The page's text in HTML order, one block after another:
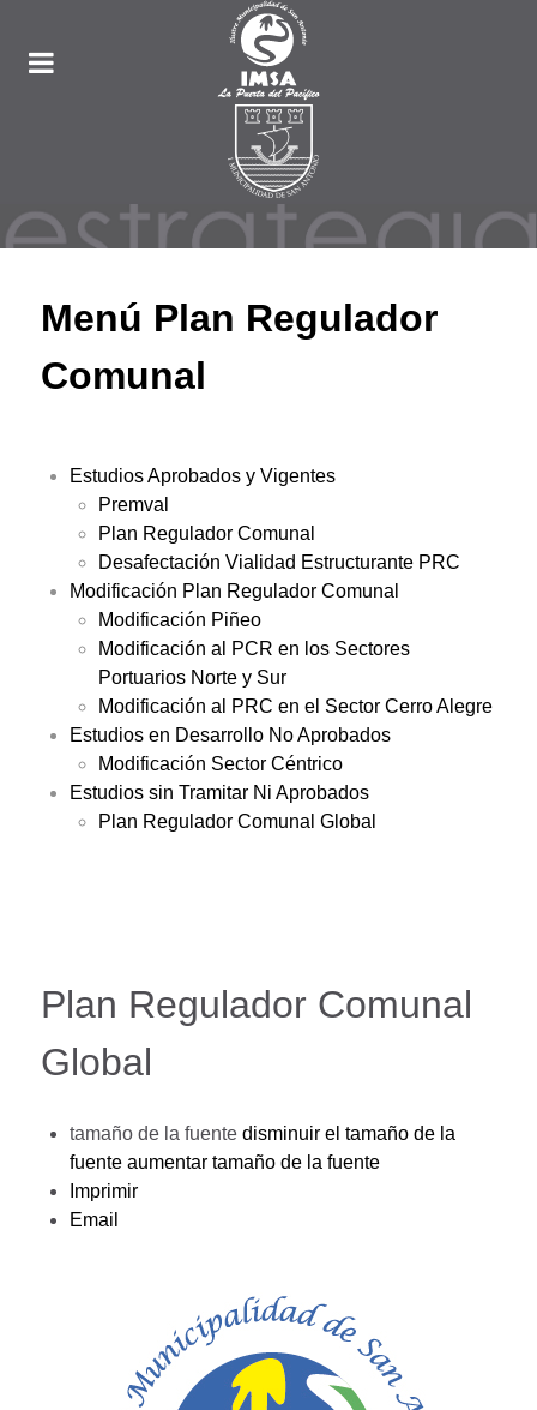
Menú Plan Regulador
Comunal
Estudios Aprobados y Vigentes
Premval
Plan Regulador Comunal
Desafectación Vialidad Estructurante PRC
Modificación Plan Regulador Comunal
Modificación Piñeo
Modificación al PCR en los Sectores
Portuarios Norte y Sur
Modificación al PRC en el Sector Cerro Alegre
Estudios en Desarrollo No Aprobados
Modificación Sector Céntrico
Estudios sin Tramitar Ni Aprobados
Plan Regulador Comunal Global
Plan Regulador Comunal
Global
tamaño de la fuente disminuir el tamaño de la
fuente aumentar tamaño de la fuente
Imprimir
Email